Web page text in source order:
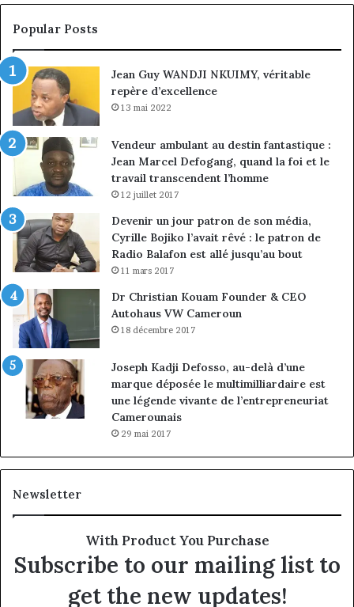
Emmanuel
Pondi
vice-
président
Popular Posts
Jean Guy WANDJI NKUIMY, véritable
repère d’excellence
13 mai 2022
Vendeur ambulant au destin fantastique :
Jean Marcel Defogang, quand la foi et le
travail transcendent l’homme
12 juillet 2017
Devenir un jour patron de son média,
Cyrille Bojiko l’avait rêvé : le patron de
Radio Balafon est allé jusqu’au bout
11 mars 2017
Dr Christian Kouam Founder & CEO
Autohaus VW Cameroun
18 décembre 2017
Joseph Kadji Defosso, au-delà d’une
marque déposée le multimilliardaire est
une légende vivante de l’entrepreneuriat
Camerounais
29 mai 2017
Newsletter
With Product You Purchase
Subscribe to our mailing list to
get the new updates!